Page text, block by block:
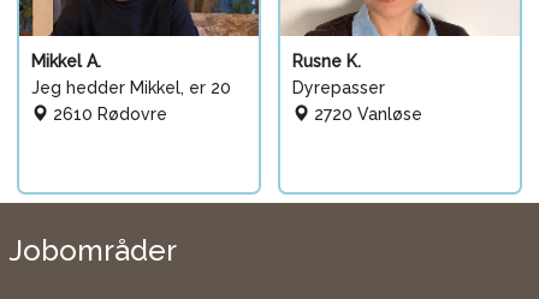
Mikkel A.
Jeg hedder Mikkel, er 20
2610 Rødovre
Rusne K.
Dyrepasser
2720 Vanløse
Jobområder